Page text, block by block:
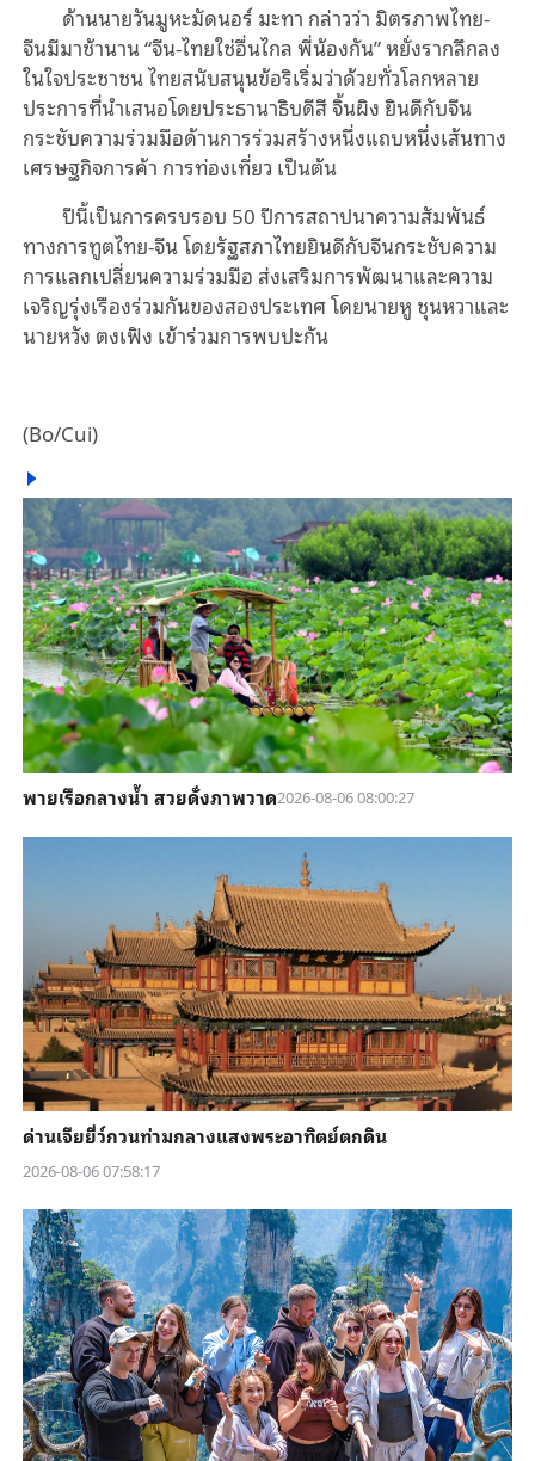
ด้านนายวันมูหะมัดนอร์ มะทา กล่าวว่า มิตรภาพไทย-
จีนมีมาช้านาน “จีน-ไทยใช่อื่นไกล พี่น้องกัน” หยั่งรากลึกลง
ในใจประชาชน ไทยสนับสนุนข้อริเริ่มว่าด้วยทั่วโลกหลาย
ประการที่นำเสนอโดยประธานาธิบดีสี จิ้นผิง ยินดีกับจีน
กระชับความร่วมมือด้านการร่วมสร้างหนึ่งแถบหนึ่งเส้นทาง
เศรษฐกิจการค้า การท่องเที่ยว เป็นต้น
ปีนี้เป็นการครบรอบ 50 ปีการสถาปนาความสัมพันธ์
ทางการทูตไทย-จีน โดยรัฐสภาไทยยินดีกับจีนกระชับความ
การแลกเปลี่ยนความร่วมมือ ส่งเสริมการพัฒนาและความ
เจริญรุ่งเรืองร่วมกันของสองประเทศ โดยนายหู ชุนหวาและ
นายหวัง ตงเฟิง เข้าร่วมการพบปะกัน
(Bo/Cui)
พายเรือกลางน้ำ สวยดั่งภาพวาด2026-08-06 08:00:27
ด่านเจียยี่ว์กวนท่ามกลางแสงพระอาทิตย์ตกดิน
2026-08-06 07:58:17